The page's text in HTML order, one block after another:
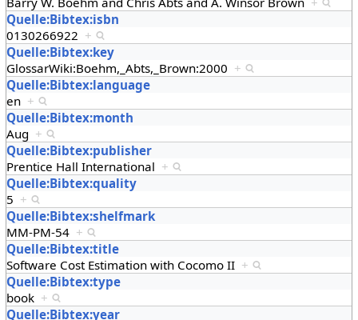
Quelle:Bibtex:isbn
0130266922 +
Quelle:Bibtex:key
GlossarWiki:Boehm,_Abts,_Brown:2000 +
Quelle:Bibtex:language
en +
Quelle:Bibtex:month
Aug +
Quelle:Bibtex:publisher
Prentice Hall International +
Quelle:Bibtex:quality
5 +
Quelle:Bibtex:shelfmark
MM-PM-54 +
Quelle:Bibtex:title
Software Cost Estimation with Cocomo II +
Quelle:Bibtex:type
book +
Quelle:Bibtex:year